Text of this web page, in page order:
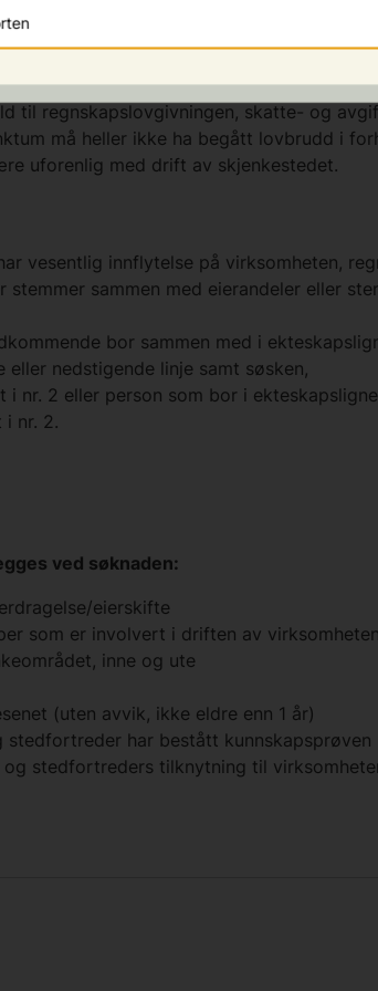
som har vesentlig innflytelse på
til regnskapslovgivningen, skatte- og
må heller ikke ha begått lovbrudd i
uforenlig med drift av skjenkestedet.
vesentlig innflytelse på virksomheten,
stemmer sammen med eierandeler eller
bor sammen med i
nedstigende linje samt søsken,
i nr. 2 eller person som bor i
i nr. 2.
ved søknaden:
eierskifte
som er involvert i driften av virksomheten
inne og ute
(uten avvik, ikke eldre enn 1 år)
stedfortreder har bestått kunnskapsprøven
og stedfortreders tilknytning til